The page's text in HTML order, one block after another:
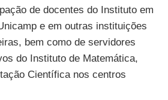
de docentes do Instituto em
e em outras instituições
bem como de servidores
do Instituto de Matemática,
Científica nos centros